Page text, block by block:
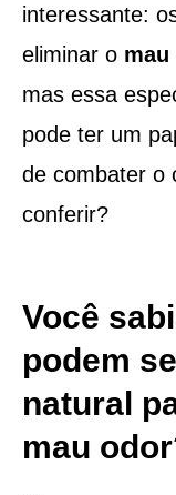
interessante:
eliminar o mau
mas essa
pode ter um
de combater o
conferir?
Você
podem
natural
mau